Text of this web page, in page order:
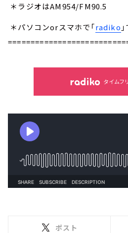
＊ラジオはAM954/FM90.5
＊パソコンorスマホで「radiko
タイムフ
ポスト